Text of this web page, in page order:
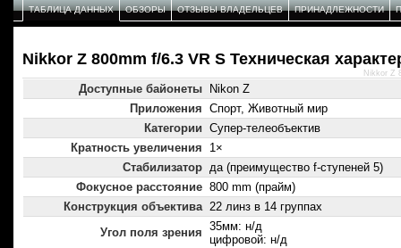
ТАБЛИЦА ДАННЫХ ОБЗОРЫ ОТЗЫВЫ ВЛАДЕЛЬЦЕВ ПРИНАДЛЕЖНОСТИ
Nikkor Z 800mm f/6.3 VR S Техническая
Доступные байонеты
Nikon Z
Приложения Спорт, Животный мир
Категории Супер-телеобъектив
Кратность увеличения
1×
Стабилизатор да (преимущество f-ступеней 5)
Фокусное расстояние 800 mm (прайм)
Конструкция объектива 22 линз в 14 группах
Угол поля зрения 35мм: н/д
цифровой: н/д
Nikkor Z